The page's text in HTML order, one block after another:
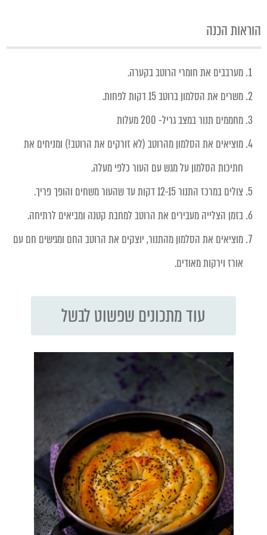
הוראות הכנה
מערבבים את חומרי הרוטב בקערה.
משרים את הסלמון ברוטב 15 דקות לפחות.
מחממים תנור במצב גריל- 200 מעלות
מוציאים את הסלמון מהרוטב (לא זורקים את הרוטב!) ומניחים את
חתיכות הסלמון על מגש עם העור כלפי מעלה.
צולים במרכז התנור 12-15 דקות עד שהעור משחים והופך פריך.
בזמן הצלייה מעבירים את הרוטב למחבת קטנה ומביאים לרתיחה.
מוציאים את הסלמון מהתנור, יוצקים את הרוטב החם ומגישים חם עם
אורז וירקות מאודים.
עוד מתכונים שפשוט לבשל